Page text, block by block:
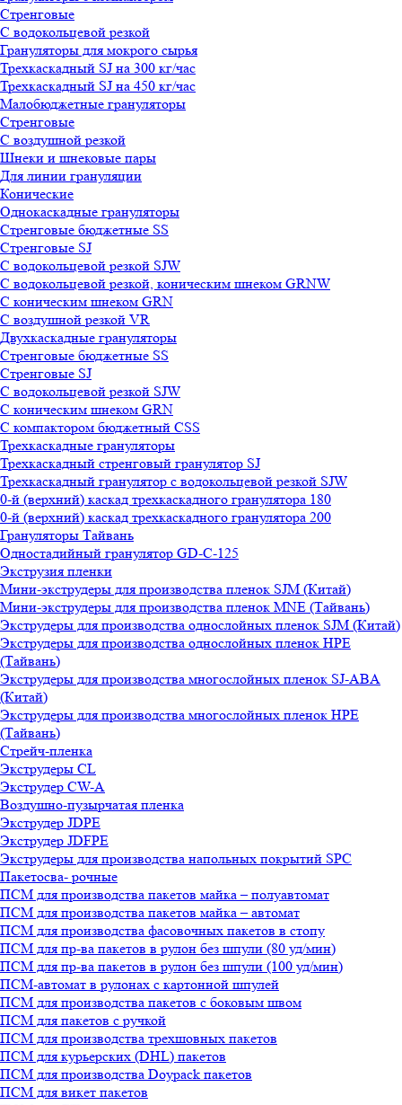
Стренговые
С водокольцевой резкой
Грануляторы для мокрого сырья
Трехкаскадный SJ на 300 кг/час
Трехкаскадный SJ на 450 кг/час
Малобюджетные грануляторы
Стренговые
С воздушной резкой
Шнеки и шнековые пары
Для линии грануляции
Конические
Однокаскадные грануляторы
Стренговые бюджетные SS
Стренговые SJ
С водокольцевой резкой SJW
С водокольцевой резкой, коническим шнеком GRNW
С коническим шнеком GRN
С воздушной резкой VR
Двухкаскадные грануляторы
Стренговые бюджетные SS
Стренговые SJ
С водокольцевой резкой SJW
С коническим шнеком GRN
С компактором бюджетный CSS
Трехкаскадные грануляторы
Трехкаскадный стренговый гранулятор SJ
Трехкаскадный гранулятор с водокольцевой резкой SJW
0-й (верхний) каскад трехкаскадного гранулятора 180
0-й (верхний) каскад трехкаскадного гранулятора 200
Грануляторы Тайвань
Одностадийный гранулятор GD-C-125
Экструзия пленки
Мини-экструдеры для производства пленок SJM (Китай)
Мини-экструдеры для производства пленок MNE (Тайвань)
Экструдеры для производства однослойных пленок SJM (Китай)
Экструдеры для производства однослойных пленок HPE
(Тайвань)
Экструдеры для производства многослойных пленок SJ-ABA
(Китай)
Экструдеры для производства многослойных пленок HPE
(Тайвань)
Стрейч-пленка
Экструдеры CL
Экструдер CW-A
Воздушно-пузырчатая пленка
Экструдер JDPE
Экструдер JDFPE
Экструдеры для производства напольных покрытий SPC
Пакетосва- рочные
ПСМ для производства пакетов майка – полуавтомат
ПСМ для производства пакетов майка – автомат
ПСМ для производства фасовочных пакетов в стопу
ПСМ для пр-ва пакетов в рулон без шпули (80 уд/мин)
ПСМ для пр-ва пакетов в рулон без шпули (100 уд/мин)
ПСМ-автомат в рулонах с картонной шпулей
ПСМ для производства пакетов с боковым швом
ПСМ для пакетов с ручкой
ПСМ для производства трехшовных пакетов
ПСМ для курьерских (DHL) пакетов
ПСМ для производства Doypack пакетов
ПСМ для викет пакетов